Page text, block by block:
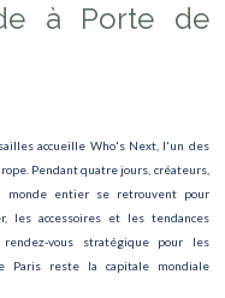
à Porte de
accueille Who's Next, l'un des
Pendant quatre jours, créateurs,
monde entier se retrouvent pour
les accessoires et les tendances
vous stratégique pour les
Paris reste la capitale mondiale